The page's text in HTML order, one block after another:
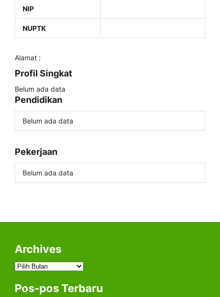
NIP
NUPTK
Alamat :
Profil Singkat
Belum ada data
Pendidikan
Belum ada data
Pekerjaan
Belum ada data
Archives
Archives
Pos-pos Terbaru